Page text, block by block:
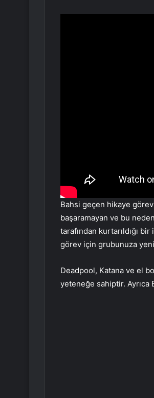
Bahsi geçen hikaye
başaramayan ve bu
tarafından kurtarıldığı
görev için grubunuza
Deadpool, Katana ve el
yeteneğe sahiptir. Ayrıca